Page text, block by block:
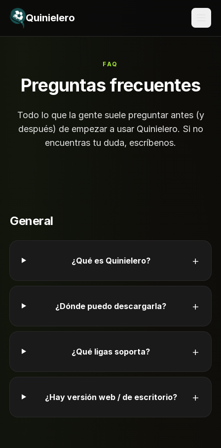
Saltar al contenido
Quinielero
FAQ
Preguntas frecuentes
Todo lo que la gente suele preguntar antes (y
después) de empezar a usar Quinielero. Si no
encuentras tu duda, escríbenos.
General
¿Qué es Quinielero? +
¿Dónde puedo descargarla? +
¿Qué ligas soporta? +
¿Hay versión web / de escritorio? +